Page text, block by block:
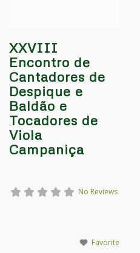
XXVIII
Encontro de
Cantadores de
Despique e
Baldão e
Tocadores de
Viola
Campaniça
No Reviews
Favorite